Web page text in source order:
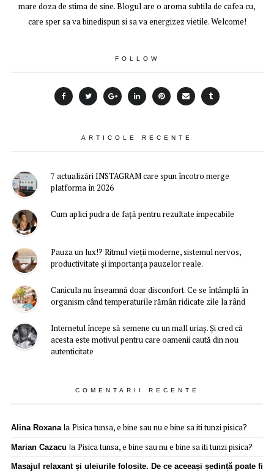
mare doza de stima de sine. Blogul are o aroma subtila de cafea cu,
care sper sa va binedispun si sa va energizez vietile. Welcome!
FOLLOW
ARTICOLE RECENTE
7 actualizări INSTAGRAM care spun încotro merge
platforma în 2026
Cum aplici pudra de față pentru rezultate impecabile
Pauza un lux!? Ritmul vieții moderne, sistemul nervos,
productivitate și importanța pauzelor reale.
Canicula nu înseamnă doar disconfort. Ce se întâmplă în
organism când temperaturile rămân ridicate zile la rând
Internetul începe să semene cu un mall uriaș. Și cred că
acesta este motivul pentru care oamenii caută din nou
autenticitate
COMENTARII RECENTE
Alina Roxanala Pisica tunsa, e bine sau nu e bine sa iti tunzi pisica?
Marian Cazacu la Pisica tunsa, e bine sau nu e bine sa iti tunzi pisica?
Masajul relaxant și uleiurile folosite. De ce aceeași ședință poate fi